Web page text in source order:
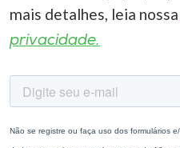
mais detalhes, leia nossa
privacidade.